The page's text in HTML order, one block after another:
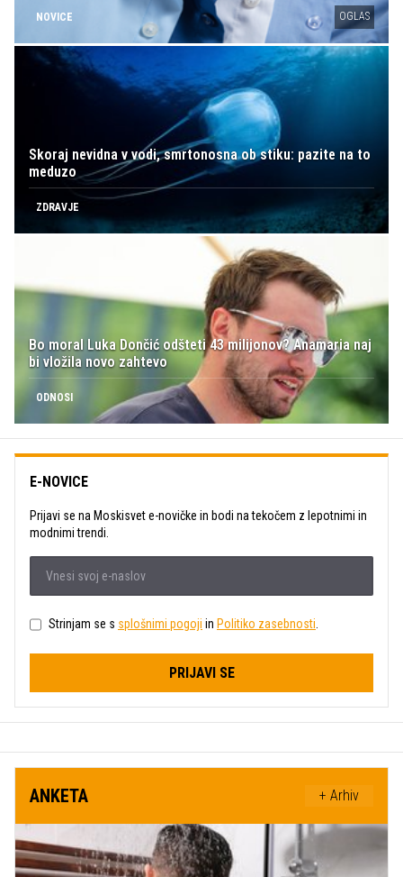
NOVICE OGLAS
Skoraj nevidna v vodi, smrtonosna ob stiku: pazite na to
meduzo
ZDRAVJE
Bo moral Luka Dončić odšteti 43 milijonov? Anamaria naj
bi vložila novo zahtevo
ODNOSI
E-NOVICE
Prijavi se na Moskisvet e-novičke in bodi na tekočem z lepotnimi in
modnimi trendi.
Strinjam se s splošnimi pogoji in Politiko zasebnosti.
PRIJAVI SE
ANKETA + Arhiv